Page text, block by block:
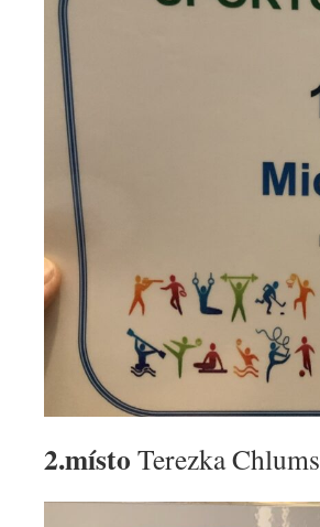
2.místo Terezka